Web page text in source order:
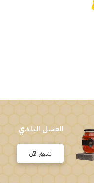
العسل البلدي
تسوق الآن